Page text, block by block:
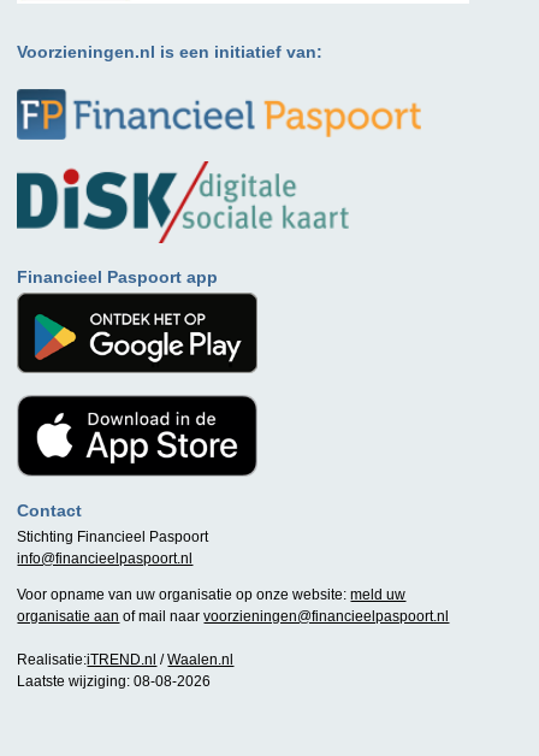
Voorzieningen.nl is een initiatief van:
Financieel Paspoort app
Contact
Stichting Financieel Paspoort
info@financieelpaspoort.nl
Voor opname van uw organisatie op onze website:meld uw
organisatie aan of mail naarvoorzieningen@financieelpaspoort.nl
Realisatie:iTREND.nl /Waalen.nl
Laatste wijziging: 08-08-2026